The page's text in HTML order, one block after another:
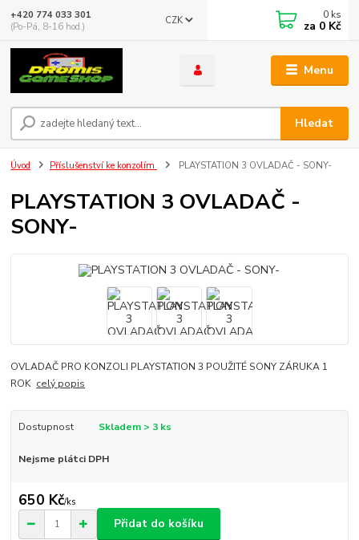
Menu
CZK
Hledat
+420 774 033 301
(Po-Pá, 8-16 hod.)
0 ks
za 0 Kč
Úvod Příslušenství ke konzolím PLAYSTATION 3 OVLADAČ - SONY-
PLAYSTATION 3 OVLADAČ -
SONY-
OVLADAČ PRO KONZOLI PLAYSTATION 3 POUŽITÉ SONY ZÁRUKA 1
ROK celý popis
Dostupnost Skladem > 3 ks
Nejsme plátci DPH
650 Kč/ks
Přidat do košíku